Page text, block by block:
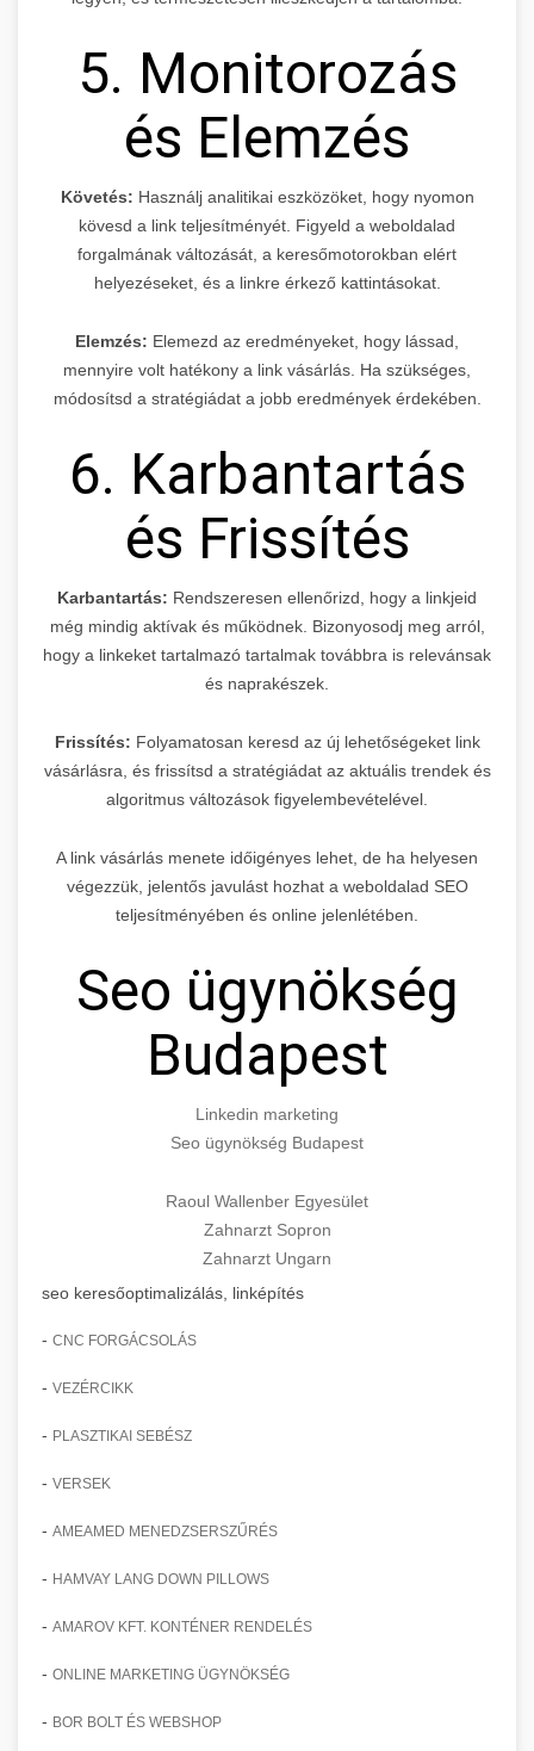
5. Monitorozás
és Elemzés
Követés: Használj analitikai eszközöket, hogy nyomon
kövesd a link teljesítményét. Figyeld a weboldalad
forgalmának változását, a keresőmotorokban elért
helyezéseket, és a linkre érkező kattintásokat.
Elemzés: Elemezd az eredményeket, hogy lássad,
mennyire volt hatékony a link vásárlás. Ha szükséges,
módosítsd a stratégiádat a jobb eredmények érdekében.
6. Karbantartás
és Frissítés
Karbantartás: Rendszeresen ellenőrizd, hogy a linkjeid
még mindig aktívak és működnek. Bizonyosodj meg arról,
hogy a linkeket tartalmazó tartalmak továbbra is relevánsak
és naprakészek.
Frissítés: Folyamatosan keresd az új lehetőségeket link
vásárlásra, és frissítsd a stratégiádat az aktuális trendek és
algoritmus változások figyelembevételével.
A link vásárlás menete időigényes lehet, de ha helyesen
végezzük, jelentős javulást hozhat a weboldalad SEO
teljesítményében és online jelenlétében.
Seo ügynökség
Budapest
Linkedin marketing
Seo ügynökség Budapest
Raoul Wallenber Egyesület
Zahnarzt Sopron
Zahnarzt Ungarn
seo keresőoptimalizálás, linképítés
- CNC FORGÁCSOLÁS
- VEZÉRCIKK
- PLASZTIKAI SEBÉSZ
- VERSEK
- AMEAMED MENEDZSERSZŰRÉS
- HAMVAY LANG DOWN PILLOWS
- AMAROV KFT. KONTÉNER RENDELÉS
- ONLINE MARKETING ÜGYNÖKSÉG
- BOR BOLT ÉS WEBSHOP